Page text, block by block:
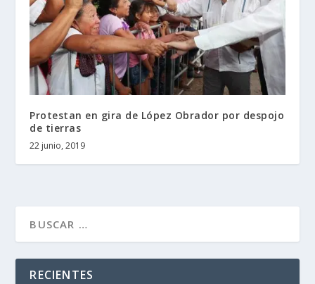
Protestan en gira de López Obrador por despojo
de tierras
22 junio, 2019
RECIENTES